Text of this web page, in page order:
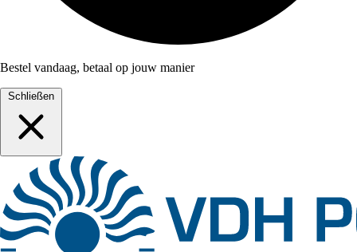
Bestel vandaag, betaal op jouw manier
Schließen